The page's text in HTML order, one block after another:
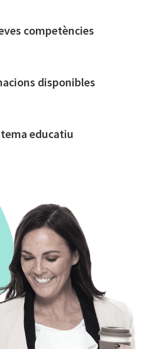
competències
disponibles
educatiu